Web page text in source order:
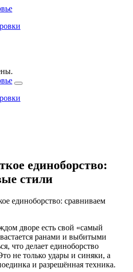
единоборство:
стили
единоборство: сравниваем
дворе есть свой «самый
ранами и выбитыми
что делает единоборство
не только удары и синяки, а
и разрешённая техника.